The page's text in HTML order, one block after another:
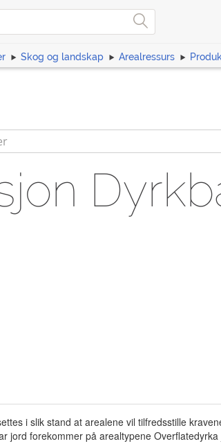
Skog og landskap Arealressurs
i slik stand at arealene vil tilfredsstille
jord forekommer på arealtypene